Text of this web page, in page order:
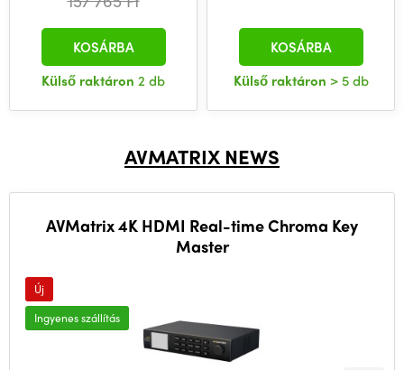
Külső raktáron 2 db
KOSÁRBA
Külső raktáron > 5 db
KOSÁRBA
AVMATRIX NEWS
AVMatrix 4K HDMI Real-time Chroma Key
Master
Új
Ingyenes szállítás